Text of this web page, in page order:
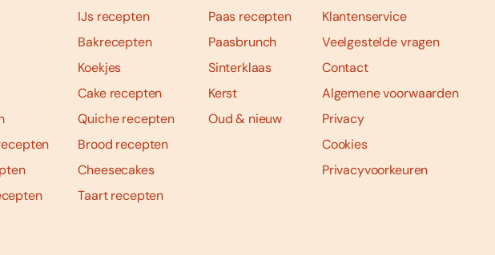
IJs recepten
Bakrecepten
Koekjes
Cake recepten
Quiche recepten
Brood recepten
Cheesecakes
Taart recepten
Paas recepten
Paasbrunch
Sinterklaas
Kerst
Oud & nieuw
Klantenservice
Veelgestelde vragen
Contact
Algemene voorwaarden
Privacy
Cookies
Privacyvoorkeuren